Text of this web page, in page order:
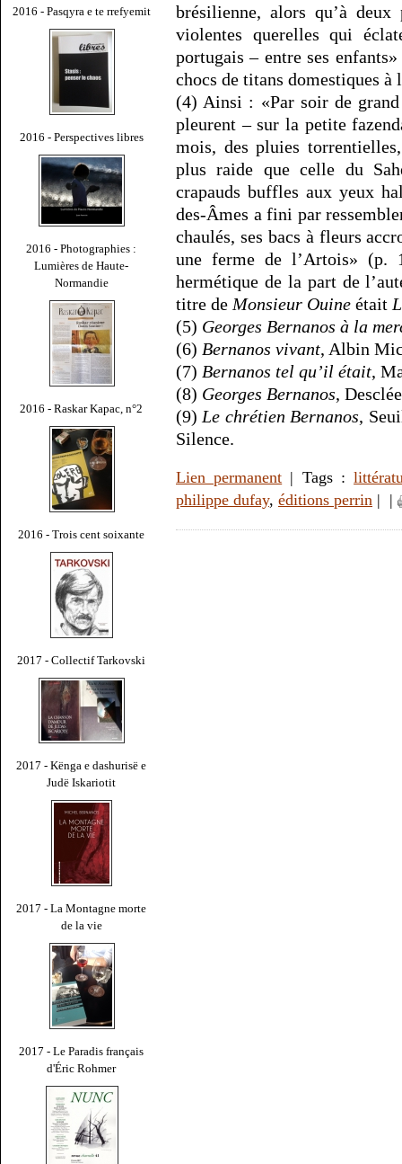
2016 - Pasqyra e te rrefyemit
2016 - Perspectives libres
2016 - Photographies :
Lumières de Haute-
Normandie
2016 - Raskar Kapac, n°2
2016 - Trois cent soixante
2017 - Collectif Tarkovski
2017 - Kënga e dashurisë e
Judë Iskariotit
2017 - La Montagne morte
de la vie
2017 - Le Paradis français
d'Éric Rohmer
brésilienne, alors qu’à
violentes querelles qui
portugais – entre ses
chocs de titans domestiques à
(4) Ainsi : «Par soir de
pleurent – sur la petite
mois, des pluies
plus raide que celle du
crapauds buffles aux yeux
des-Âmes a fini par
chaulés, ses bacs à fleurs
une ferme de l’Artois» (p.
hermétique de la part de
titre de Monsieur Ouine était
(5) Georges Bernanos à la
(6) Bernanos vivant, Albin
(7) Bernanos tel qu’il était,
(8) Georges Bernanos,
(9) Le chrétien Bernanos,
Silence.
Lien permanent | Tags :
philippe dufay, éditions perrin | |